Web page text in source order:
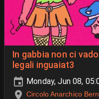
In gabbia non ci
legali inguaiat3
Monday, Jun 08,
Circolo Anarchico